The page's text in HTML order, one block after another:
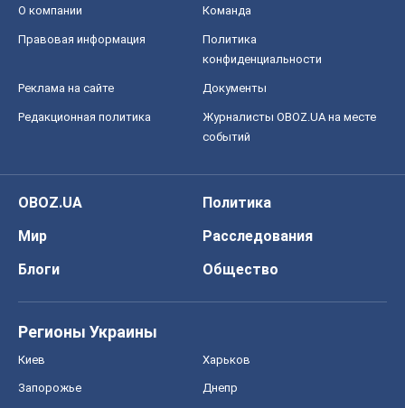
О компании Команда
Правовая информация
Политика
конфиденциальности
Реклама на сайте Документы
Редакционная политика
Журналисты OBOZ.UA на месте
событий
OBOZ.UA
Политика
Мир
Расследования
Блоги
Общество
Регионы Украины
Киев Харьков
Запорожье Днепр